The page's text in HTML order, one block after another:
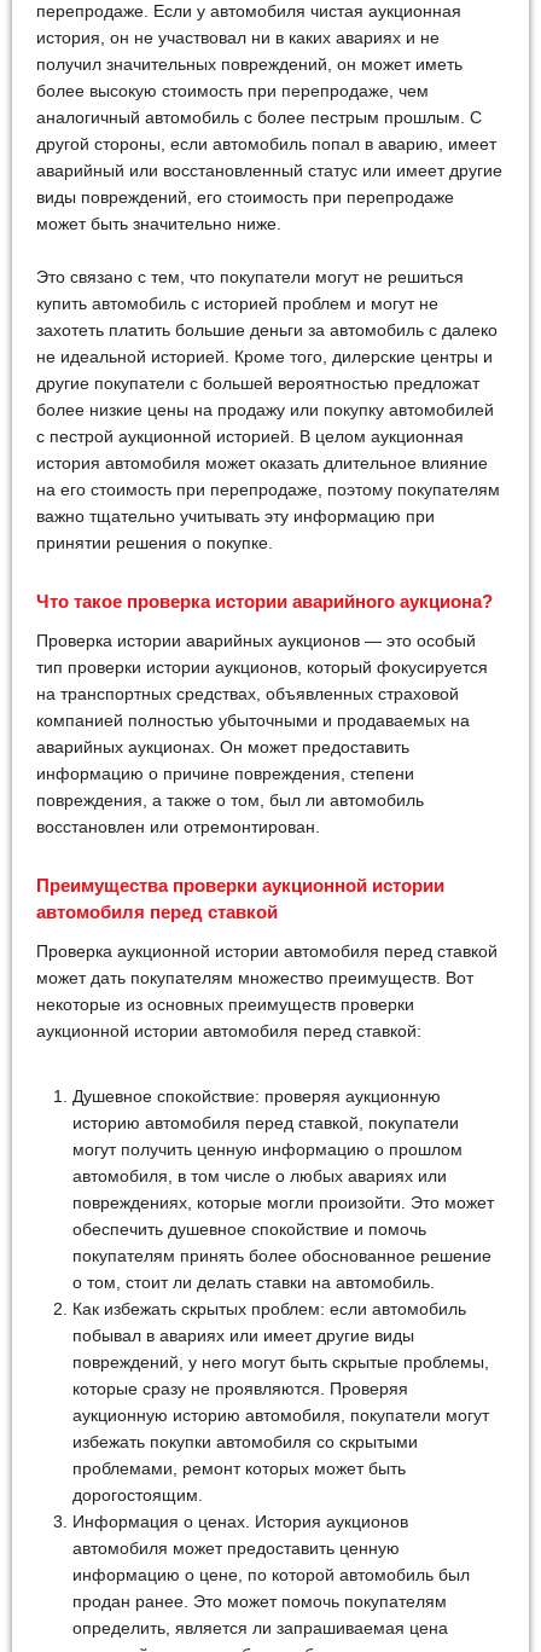
перепродаже. Если у автомобиля чистая аукционная
история, он не участвовал ни в каких авариях и не
получил значительных повреждений, он может иметь
более высокую стоимость при перепродаже, чем
аналогичный автомобиль с более пестрым прошлым. С
другой стороны, если автомобиль попал в аварию, имеет
аварийный или восстановленный статус или имеет другие
виды повреждений, его стоимость при перепродаже
может быть значительно ниже.
Это связано с тем, что покупатели могут не решиться
купить автомобиль с историей проблем и могут не
захотеть платить большие деньги за автомобиль с далеко
не идеальной историей. Кроме того, дилерские центры и
другие покупатели с большей вероятностью предложат
более низкие цены на продажу или покупку автомобилей
с пестрой аукционной историей. В целом аукционная
история автомобиля может оказать длительное влияние
на его стоимость при перепродаже, поэтому покупателям
важно тщательно учитывать эту информацию при
принятии решения о покупке.
Что такое проверка истории аварийного аукциона?
Проверка истории аварийных аукционов — это особый
тип проверки истории аукционов, который фокусируется
на транспортных средствах, объявленных страховой
компанией полностью убыточными и продаваемых на
аварийных аукционах. Он может предоставить
информацию о причине повреждения, степени
повреждения, а также о том, был ли автомобиль
восстановлен или отремонтирован.
Преимущества проверки аукционной истории
автомобиля перед ставкой
Проверка аукционной истории автомобиля перед ставкой
может дать покупателям множество преимуществ. Вот
некоторые из основных преимуществ проверки
аукционной истории автомобиля перед ставкой:
Душевное спокойствие: проверяя аукционную
историю автомобиля перед ставкой, покупатели
могут получить ценную информацию о прошлом
автомобиля, в том числе о любых авариях или
повреждениях, которые могли произойти. Это может
обеспечить душевное спокойствие и помочь
покупателям принять более обоснованное решение
о том, стоит ли делать ставки на автомобиль.
Как избежать скрытых проблем: если автомобиль
побывал в авариях или имеет другие виды
повреждений, у него могут быть скрытые проблемы,
которые сразу не проявляются. Проверяя
аукционную историю автомобиля, покупатели могут
избежать покупки автомобиля со скрытыми
проблемами, ремонт которых может быть
дорогостоящим.
Информация о ценах. История аукционов
автомобиля может предоставить ценную
информацию о цене, по которой автомобиль был
продан ранее. Это может помочь покупателям
определить, является ли запрашиваемая цена